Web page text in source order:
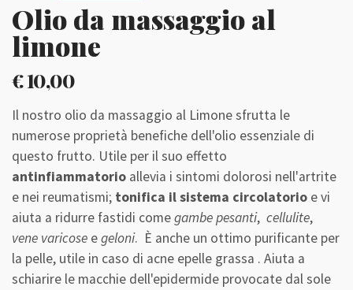
Olio da massaggio al
limone
€10,00
Il nostro olio da massaggio al Limone sfrutta le
numerose proprietà benefiche dell'olio essenziale di
questo frutto. Utile per il suo effetto
antinfiammatorio allevia i sintomi dolorosi nell'artrite
e nei reumatismi; tonifica il sistema circolatorio e vi
aiuta a ridurre fastidi comegambe pesanti, cellulite,
vene varicose egeloni. È anche un ottimo purificante per
la pelle, utile in caso di acne epelle grassa . Aiuta a
schiarire le macchie dell'epidermide provocate dal sole